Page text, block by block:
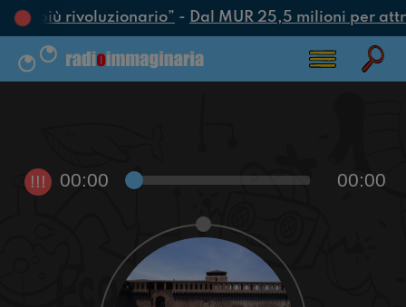
più rivoluzionario”- Dal MUR 25,5 milioni per
!!! 00:00 00:00